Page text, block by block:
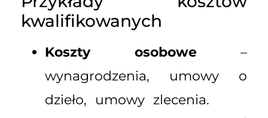
kwalifikowanych
Koszty osobowe–
wynagrodzenia, umowy o
dzieło, umowy zlecenia.